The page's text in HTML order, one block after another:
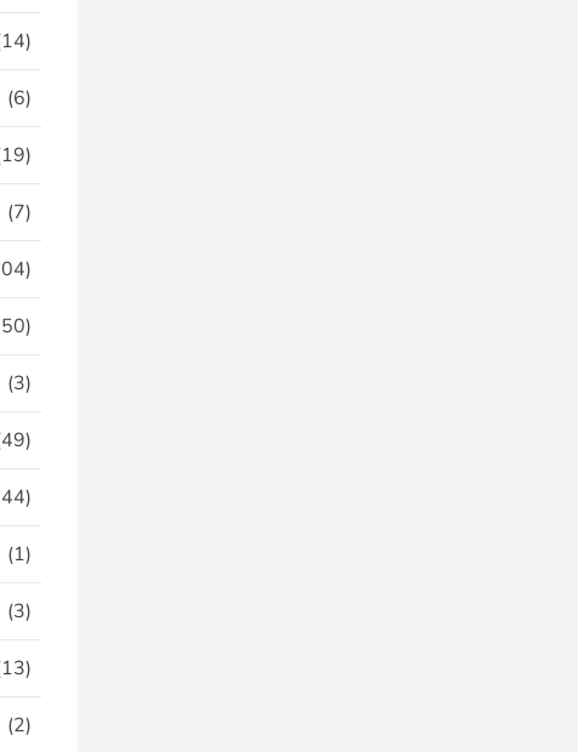
(6)
(7)
(3)
(1)
(3)
(2)